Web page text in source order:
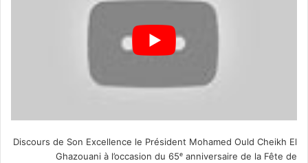
Discours de Son Excellence le Président Mohamed Ould Cheikh El
Ghazouani à l’occasion du 65ᵉ anniversaire de la Fête de